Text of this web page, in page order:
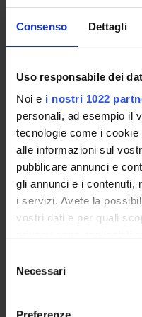
Consenso Dettagli
Uso responsabile dei
Noi e i nostri 1022
personali, ad esempio il
tecnologie come i
alle informazioni sul
pubblicare annunci e
gli annunci e i contenuti,
i servizi. Avete la
vostri dati e per quali
modificare o revocare il
momento dalla
Necessari
Preferenze
There are no prerequisites
Program
• Introduction to business
companies and definition
system.
• The economic-financial
capital, financial
• The financial
preparation and structure.
• Structure and contents
• Valuation criteria on
• Sustainability as a
• Non-financial disclosure
• Course Slides
Mulino, Bologna, 2007 (First